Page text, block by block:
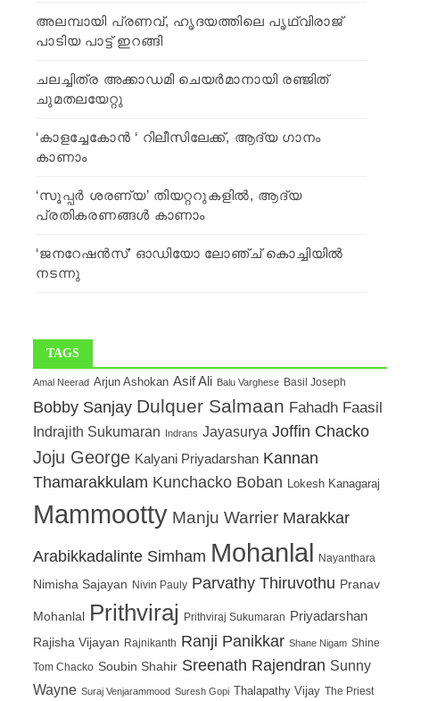
അലമ്പായി പ്രണവ്, ഹൃദയത്തിലെ പൃഥ്വിരാജ്
പാടിയ പാട്ട് ഇറങ്ങി
ചലച്ചിത്ര അക്കാഡമി ചെയര്‍മാനായി രഞ്ജിത്
ചുമതലയേറ്റു
‘കാളച്ചേകോൻ ‘ റിലീസിലേക്ക്, ആദ്യ ഗാനം
കാണാം
‘സൂപ്പര്‍ ശരണ്യ’ തിയറ്ററുകളില്‍, ആദ്യ
പ്രതികരണങ്ങള്‍ കാണാം
‘ജനറേഷൻസ്’ ഓഡിയോ ലോഞ്ച് കൊച്ചിയിൽ
നടന്നു
TAGS
Amal Neerad Arjun Ashokan Asif Ali Balu Varghese Basil Joseph
Bobby Sanjay Dulquer Salmaan Fahadh Faasil
Indrajith Sukumaran Indrans Jayasurya Joffin Chacko
Joju George Kalyani Priyadarshan Kannan
Thamarakkulam Kunchacko Boban Lokesh Kanagaraj
Mammootty Manju Warrier Marakkar
Arabikkadalinte Simham Mohanlal Nayanthara
Nimisha Sajayan Nivin Pauly Parvathy Thiruvothu Pranav
Mohanlal Prithviraj Prithviraj Sukumaran Priyadarshan
Rajisha Vijayan Rajnikanth Ranji PanikkarShane Nigam Shine
Tom Chacko Soubin Shahir Sreenath Rajendran Sunny
Wayne Suraj Venjarammood Suresh Gopi Thalapathy Vijay The Priest